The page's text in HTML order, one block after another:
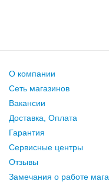
О компании
Сеть магазинов
Вакансии
Доставка, Оплата
Гарантия
Сервисные центры
Отзывы
Замечания о работе